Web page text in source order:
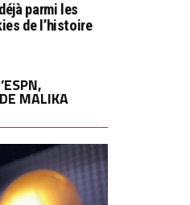
parmi les
de l’histoire
MALIKA